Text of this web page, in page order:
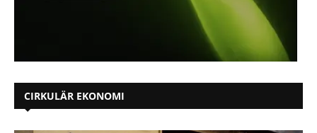
CIRKULÄR EKONOMI